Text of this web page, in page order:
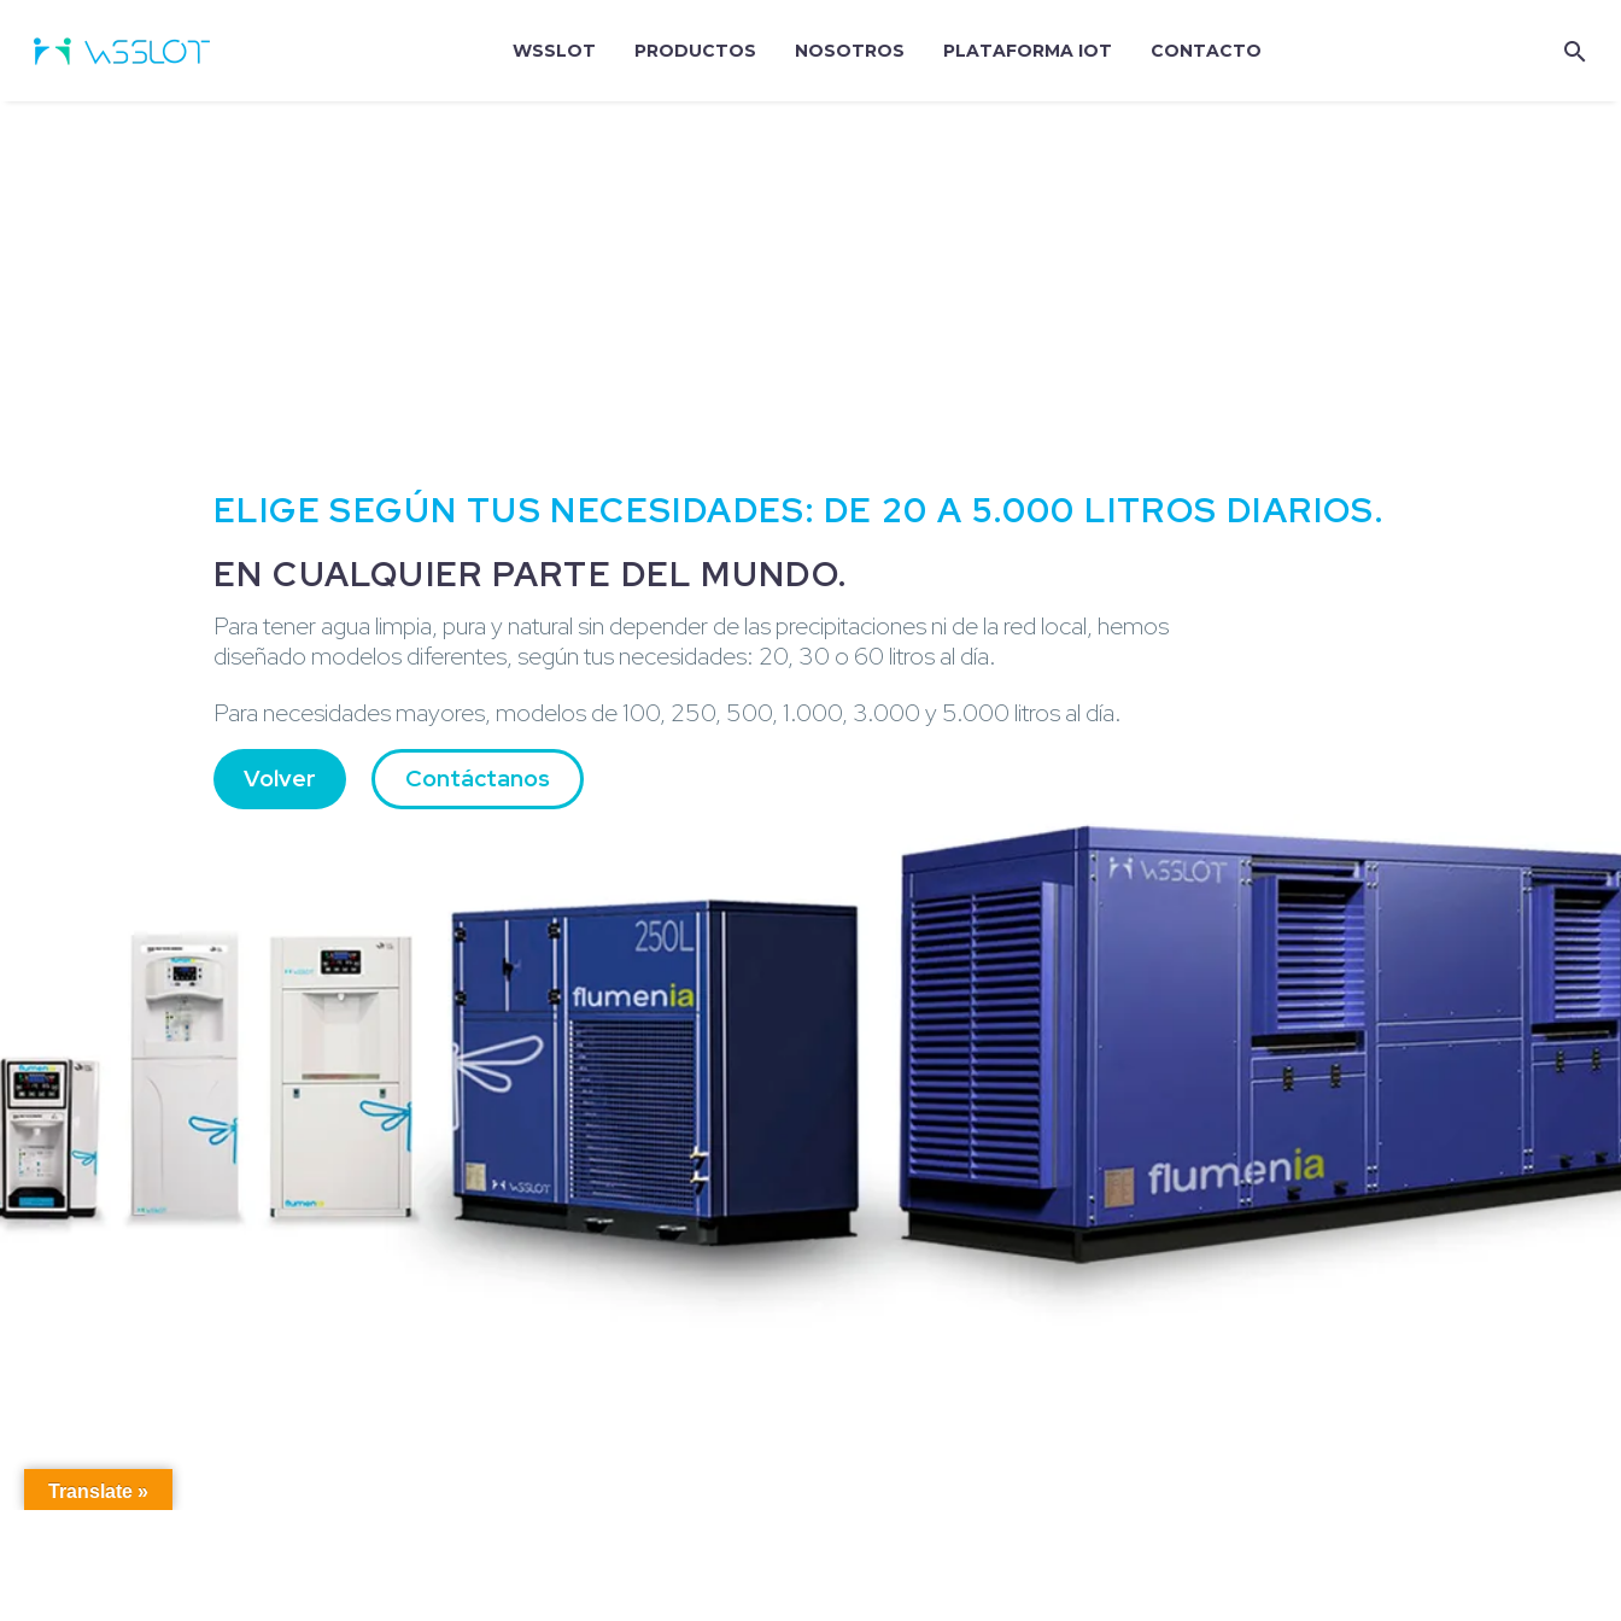
WSSLOT PRODUCTOS NOSOTROS PLATAFORMA IOT CONTACTO
ELIGE SEGÚN TUS NECESIDADES: DE 20 A 5.000 LITROS DIARIOS.
EN CUALQUIER PARTE DEL MUNDO.
Para tener agua limpia, pura y natural sin depender de las precipitaciones ni de la red local, hemos
diseñado modelos diferentes, según tus necesidades: 20, 30 o 60 litros al día.
Para necesidades mayores, modelos de 100, 250, 500, 1.000, 3.000 y 5.000 litros al día.
Volver Contáctanos
Translate »